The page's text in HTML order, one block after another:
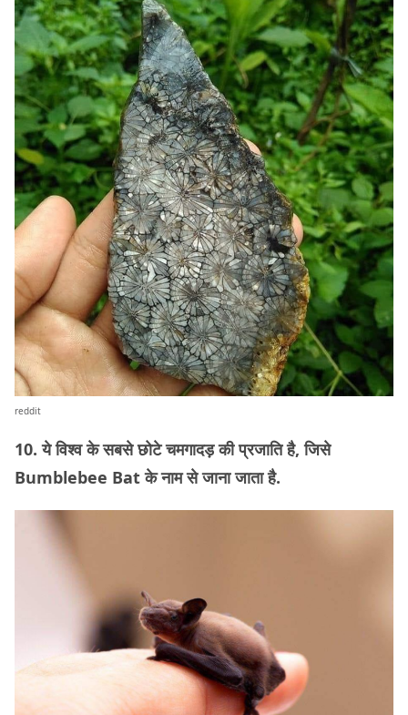
reddit
10. ये विश्व के सबसे छोटे चमगादड़ की प्रजाति है, जिसे
Bumblebee Bat के नाम से जाना जाता है.